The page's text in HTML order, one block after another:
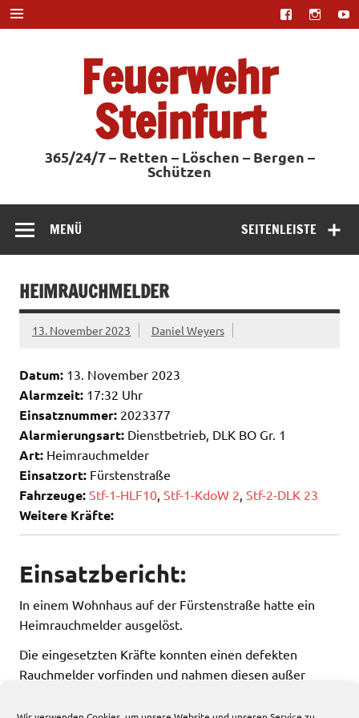
Zum
Inhalt
springen
Feuerwehr
Steinfurt
365/24/7 – Retten – Löschen – Bergen –
Schützen
SEITENLEISTE
MENÜ
HEIMRAUCHMELDER
13. November 2023 Daniel Weyers
Datum: 13. November 2023
Alarmzeit: 17:32 Uhr
Einsatznummer: 2023377
Alarmierungsart: Dienstbetrieb, DLK BO Gr. 1
Art: Heimrauchmelder
Einsatzort: Fürstenstraße
Fahrzeuge: Stf-1-HLF10 Stf-1-KdoW 2 Stf-2-DLK 23
Weitere Kräfte:
Einsatzbericht:
In einem Wohnhaus auf der Fürstenstraße hatte ein
Heimrauchmelder ausgelöst.
Die eingesetzten Kräfte konnten einen defekten
Rauchmelder vorfinden und nahmen diesen außer